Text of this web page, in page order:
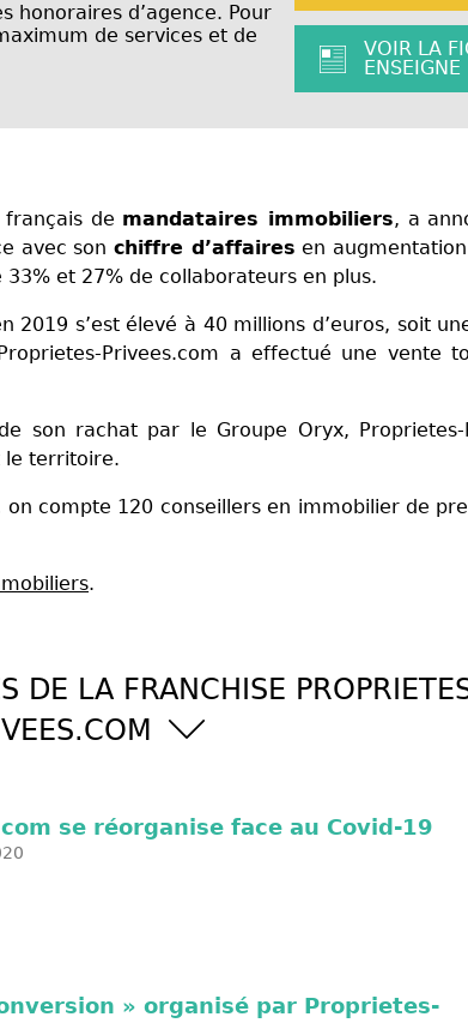
honoraires d’agence. Pour
de services et de
VOIR LA
ENSEIGNE
de mandataires immobiliers, a
avec son chiffre d’affaires en
et 27% de collaborateurs en plus.
2019 s’est élevé à 40 millions d’euros, soit
Privees.com a effectué une vente
son rachat par le Groupe Oryx, Proprietes-
le territoire.
compte 120 conseillers en immobilier de
.
DE LA FRANCHISE
se réorganise face au Covid-19
» organisé par Proprietes-